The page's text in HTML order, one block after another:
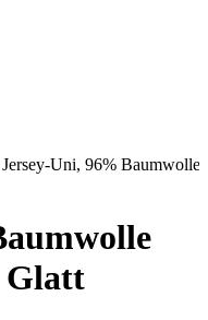
Uni, 96% Baumwolle
Glatt